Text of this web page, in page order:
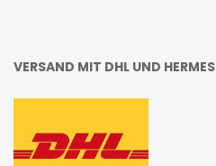
VERSAND MIT DHL UND HERMES